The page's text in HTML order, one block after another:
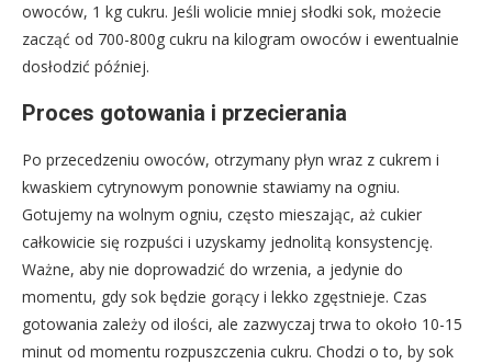
owoców, 1 kg cukru. Jeśli wolicie mniej słodki sok, możecie
zacząć od 700-800g cukru na kilogram owoców i ewentualnie
dosłodzić później.
Proces gotowania i przecierania
Po przecedzeniu owoców, otrzymany płyn wraz z cukrem i
kwaskiem cytrynowym ponownie stawiamy na ogniu.
Gotujemy na wolnym ogniu, często mieszając, aż cukier
całkowicie się rozpuści i uzyskamy jednolitą konsystencję.
Ważne, aby nie doprowadzić do wrzenia, a jedynie do
momentu, gdy sok będzie gorący i lekko zgęstnieje. Czas
gotowania zależy od ilości, ale zazwyczaj trwa to około 10-15
minut od momentu rozpuszczenia cukru. Chodzi o to, by sok